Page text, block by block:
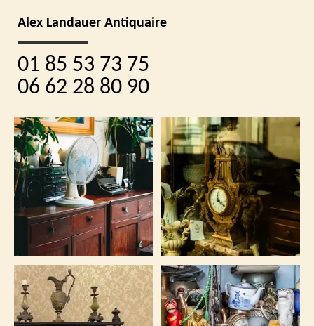
Alex Landauer Antiquaire
01 85 53 73 75
06 62 28 80 90